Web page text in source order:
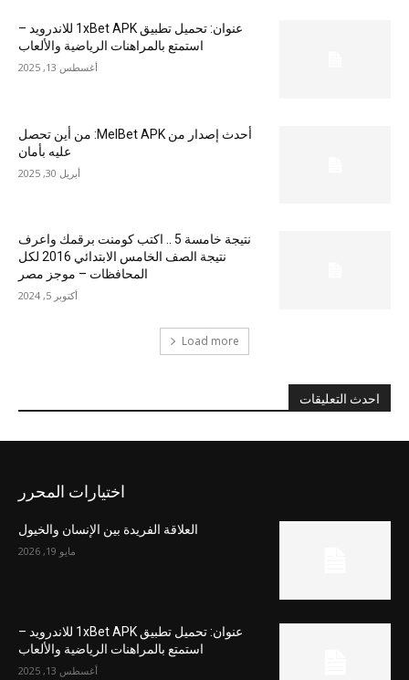
عنوان: تحميل تطبيق 1xBet APK للاندرويد –
استمتع بالمراهنات الرياضية والألعاب
أغسطس 13, 2025
أحدث إصدار من MelBet APK: من أين تحصل
عليه بأمان
أبريل 30, 2025
نتيجة خامسة 5 .. اكتب كومنت برقمك واعرف
نتيجة الصف الخامس الابتدائي 2016 لكل
المحافظات – موجز مصر
أكتوبر 5, 2024
Load more
احدث التعليقات
اختيارات المحرر
العلاقة الفريدة بين الإنسان والخيول
مايو 19, 2026
عنوان: تحميل تطبيق 1xBet APK للاندرويد –
استمتع بالمراهنات الرياضية والألعاب
أغسطس 13, 2025